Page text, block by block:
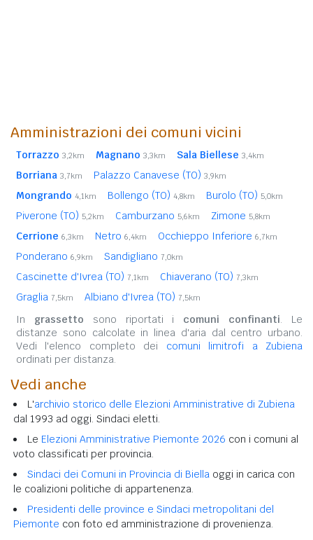
Amministrazioni dei comuni vicini
Torrazzo 3,2km Magnano 3,3km Sala Biellese 3,4km
Borriana 3,7km Palazzo Canavese (TO) 3,9km
Mongrando 4,1km Bollengo (TO) 4,8km Burolo (TO) 5,0km
Piverone (TO) 5,2km Camburzano 5,6km Zimone 5,8km
Cerrione 6,3km Netro 6,4km Occhieppo Inferiore 6,7km
Ponderano 6,9km Sandigliano 7,0km
Cascinette d'Ivrea (TO) 7,1km Chiaverano (TO) 7,3km
Graglia 7,5km Albiano d'Ivrea (TO) 7,5km
In grassetto sono riportati i comuni confinanti. Le
distanze sono calcolate in linea d'aria dal centro urbano.
Vedi l'elenco completo dei comuni limitrofi a Zubiena
ordinati per distanza.
Vedi anche
L'archivio storico delle Elezioni Amministrative di Zubiena
dal 1993 ad oggi. Sindaci eletti.
Le Elezioni Amministrative Piemonte 2026 con i comuni al
voto classificati per provincia.
Sindaci dei Comuni in Provincia di Biella oggi in carica con
le coalizioni politiche di appartenenza.
Presidenti delle province e Sindaci metropolitani del
Piemonte con foto ed amministrazione di provenienza.